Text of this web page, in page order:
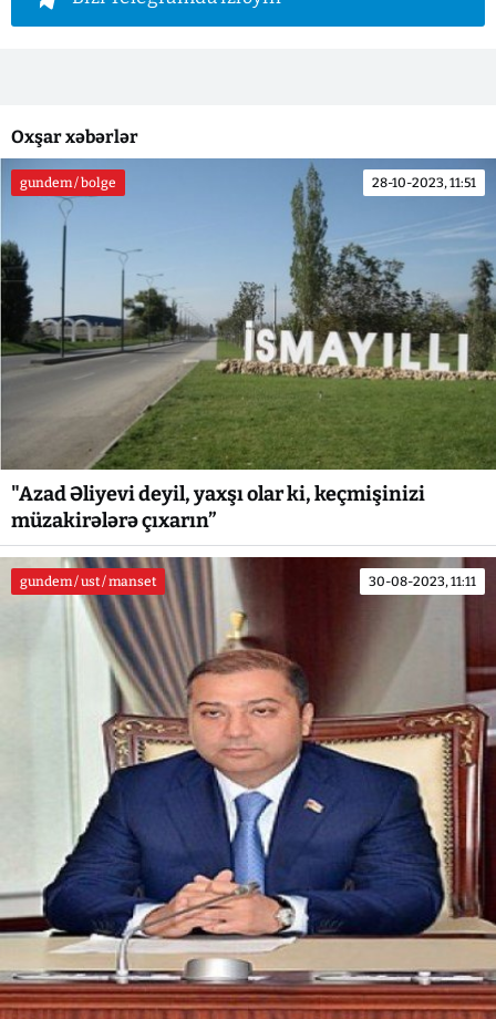
Oxşar xəbərlər
gundem / bolge 28-10-2023, 11:51
"Azad Əliyevi deyil, yaxşı olar ki, keçmişinizi
müzakirələrə çıxarın”
gundem / ust / manset 30-08-2023, 11:11